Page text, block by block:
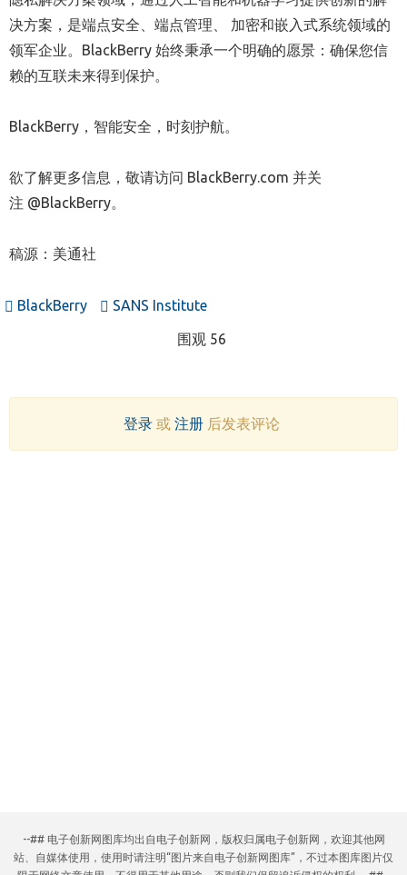
决方案，是端点安全、端点管理、 加密和嵌入式系统领域的
领军企业。BlackBerry 始终秉承一个明确的愿景：确保您信
赖的互联未来得到保护。
BlackBerry，智能安全，时刻护航。
欲了解更多信息，敬请访问 BlackBerry.com 并关
注 @BlackBerry。
稿源：美通社
BlackBerry SANS Institute
围观 56
登录或 注册后发表评论
--## 电子创新网图库均出自电子创新网，版权归属电子创新网，欢迎其他网
站、自媒体使用，使用时请注明“图片来自电子创新网图库”，不过本图库图片仅